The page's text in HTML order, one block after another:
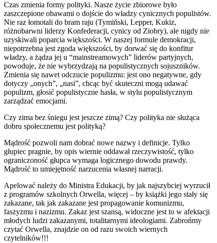
Czas zmienia formy polityki. Nasze życie zbiorowe było
zaszczepione obawami o dojście do władzy cynicznych populistów.
Nie raz łomotali do bram raju (Tymiński, Lepper, Kukiz,
różnobarwni liderzy Konfederacji, cynicy od Ziobry), ale nigdy nie
uzyskiwali poparcia większości. W naszej formule demokracji,
niepotrzebna jest zgoda większości, by dorwać się do konfitur
władzy, a żądza jej u “mainstreamowych” liderów partyjnych,
powoduje, że nie wybrzydzają na populistycznych sojuszników.
Zmienia się nawet odczucie populizmu: jest ono negatywne, gdy
dotyczy „onych”, „nasi”, chcąc być skuteczni mogą udawać
populizm, głosić populistyczne hasła, w stylu populistycznym
zarządzać emocjami.
Czy zima bez śniegu jest jeszcze zimą? Czy polityka nie służąca
dobru społecznemu jest polityką?
Mądrość pozwoli nam dobrać nowe nazwy i definicje. Tylko
głupiec pragnie, by opis wiernie oddawał rzeczywistość, tylko
ograniczoność głupca wymaga logicznego dowodu prawdy.
Mądrość to umiejętność narzucenia własnej narracji.
Apelować należy do Ministra Edukacji, by jak najszybciej wyrzucił
z programów szkolnych Orwella, więcej – by książki jego stały się
zakazane, tak jak zakazane jest propagowanie komunizmu,
faszyzmu i nazizmu. Zakaz jest szansą, widoczne jest to w afektacji
młodych ludzi zakazanymi, totalitarnymi ideologiami. Zabrońmy
czytać Orwella, znajdzie on od razu swoich wiernych
czytelników!!!